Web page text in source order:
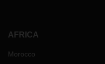
AFRICA
Morocco